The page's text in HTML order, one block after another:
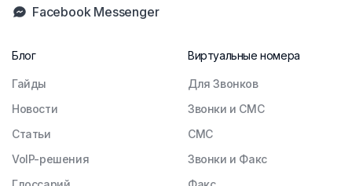
Facebook Messenger
Блог
Гайды
Новости
Статьи
VoIP-решения
Виртуальные номера
Для Звонков
Звонки и СМС
СМС
Звонки и Факс